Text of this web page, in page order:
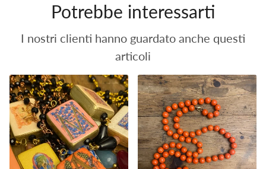
Potrebbe interessarti
I nostri clienti hanno guardato anche questi
articoli